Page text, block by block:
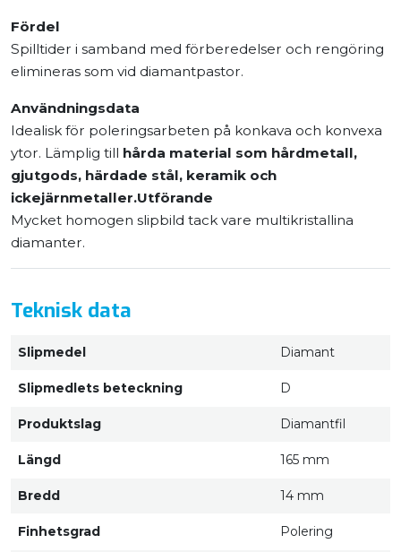
Fördel
Spilltider i samband med förberedelser och rengöring
elimineras som vid diamantpastor.
Användningsdata
Idealisk för poleringsarbeten på konkava och konvexa
ytor. Lämplig till hårda material som hårdmetall,
gjutgods, härdade stål, keramik och
ickejärnmetaller.Utförande
Mycket homogen slipbild tack vare multikristallina
diamanter.
Teknisk data
Slipmedel Diamant
Slipmedlets beteckning D
Produktslag Diamantfil
Längd 165 mm
Bredd 14 mm
Finhetsgrad Polering